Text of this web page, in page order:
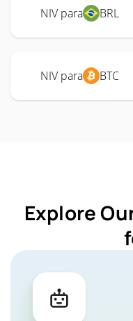
NIV para BRL
NIV para BTC
Explore